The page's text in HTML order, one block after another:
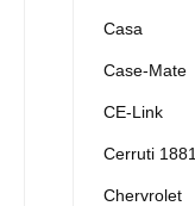
Casa
Case-Mate
CE-Link
Cerruti 1881
Chervrolet